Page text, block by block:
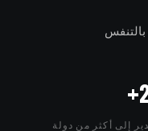
إلى أكثر من دولة